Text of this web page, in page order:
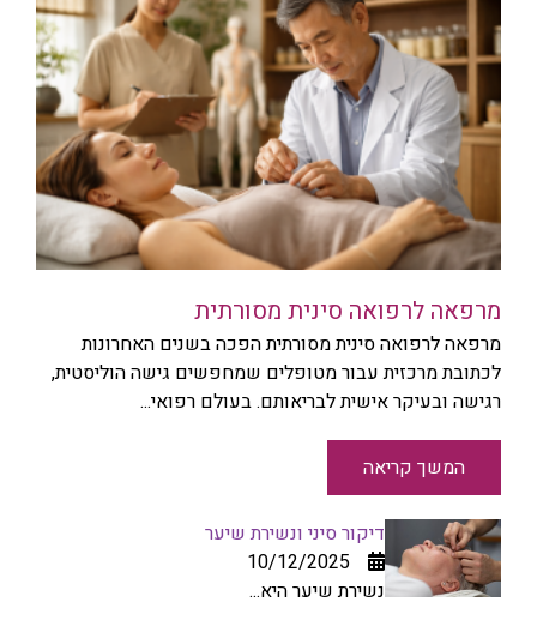
מרפאה לרפואה סינית מסורתית
מרפאה לרפואה סינית מסורתית הפכה בשנים האחרונות
לכתובת מרכזית עבור מטופלים שמחפשים גישה הוליסטית,
רגישה ובעיקר אישית לבריאותם. בעולם רפואי...
המשך קריאה
דיקור סיני ונשירת שיער
10/12/2025
נשירת שיער היא...